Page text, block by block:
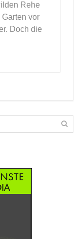
Rehe
vor
Doch die